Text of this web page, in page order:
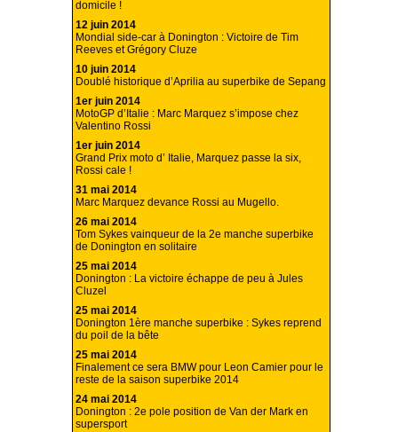
domicile !
12 juin 2014
Mondial side-car à Donington : Victoire de Tim
Reeves et Grégory Cluze
10 juin 2014
Doublé historique d’Aprilia au superbike de Sepang
1er juin 2014
MotoGP d’Italie : Marc Marquez s’impose chez
Valentino Rossi
1er juin 2014
Grand Prix moto d’ Italie, Marquez passe la six,
Rossi cale !
31 mai 2014
Marc Marquez devance Rossi au Mugello.
26 mai 2014
Tom Sykes vainqueur de la 2e manche superbike
de Donington en solitaire
25 mai 2014
Donington : La victoire échappe de peu à Jules
Cluzel
25 mai 2014
Donington 1ère manche superbike : Sykes reprend
du poil de la bête
25 mai 2014
Finalement ce sera BMW pour Leon Camier pour le
reste de la saison superbike 2014
24 mai 2014
Donington : 2e pole position de Van der Mark en
supersport